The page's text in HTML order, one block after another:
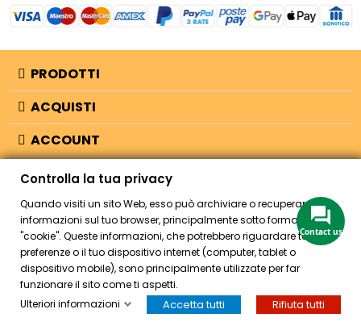
PRODOTTI
ACQUISTI
ACCOUNT
OSPITE
INFORMAZIONI
NEGOZIO
© 2026 - Bellearti.it - credits
HOME ACCOUNT CASSA CERCA
Controlla la tua privacy
Quando visiti un sito Web, esso può archiviare o recuperare
informazioni sul tuo browser, principalmente sotto forma di
"cookie". Queste informazioni, che potrebbero riguardare te, le tue
preferenze o il tuo dispositivo internet (computer, tablet o
dispositivo mobile), sono principalmente utilizzate per far
funzionare il sito come ti aspetti.
Ulteriori informazioni
Accetta tutti Rifiuta tutti
Contact us